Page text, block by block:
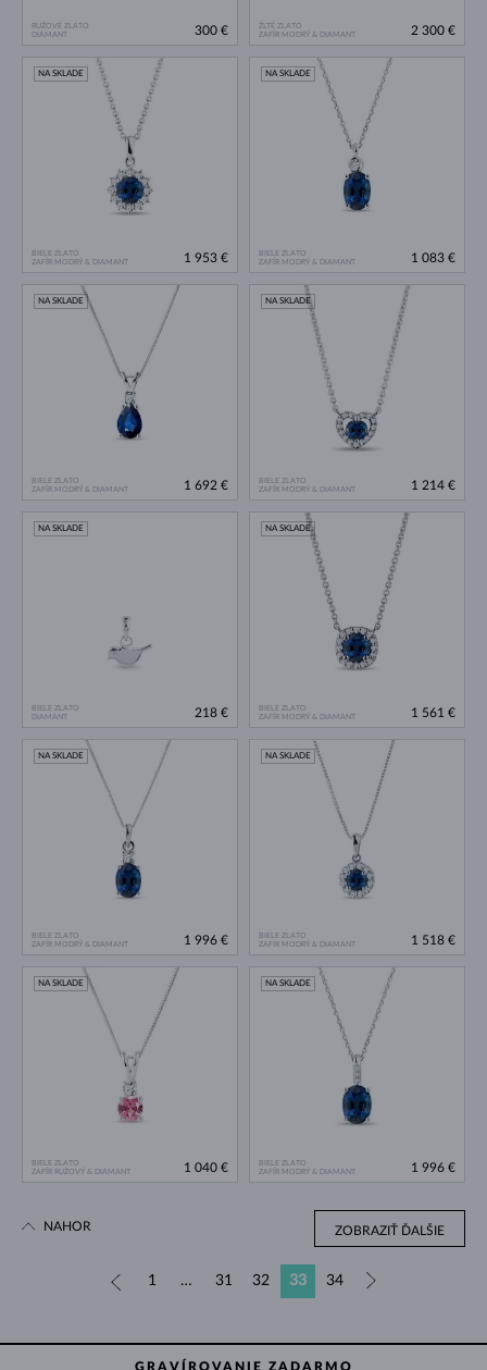
RUŽOVÉ ZLATO
DIAMANT
300 €
ŽLTÉ ZLATO
ZAFÍR MODRÝ & DIAMANT
2 300 €
BIELE ZLATO
ZAFÍR MODRÝ & DIAMANT
NA SKLADE
1 953 €
BIELE ZLATO
ZAFÍR MODRÝ & DIAMANT
NA SKLADE
1 083 €
BIELE ZLATO
ZAFÍR MODRÝ & DIAMANT
NA SKLADE
1 692 €
BIELE ZLATO
ZAFÍR MODRÝ & DIAMANT
NA SKLADE
1 214 €
BIELE ZLATO
DIAMANT
NA SKLADE
218 €
BIELE ZLATO
ZAFÍR MODRÝ & DIAMANT
NA SKLADE
1 561 €
BIELE ZLATO
ZAFÍR MODRÝ & DIAMANT
NA SKLADE
1 996 €
BIELE ZLATO
ZAFÍR MODRÝ & DIAMANT
NA SKLADE
1 518 €
BIELE ZLATO
ZAFÍR RUŽOVÝ & DIAMANT
NA SKLADE
1 040 €
BIELE ZLATO
ZAFÍR MODRÝ & DIAMANT
NA SKLADE
1 996 €
ZOBRAZIŤ ĎALŠIE
1 … 31 32 33 34
NAHOR
GRAVÍROVANIE ZADARMO